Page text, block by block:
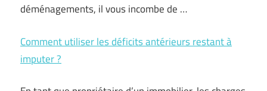
déménagements, il vous incombe de …
Comment utiliser les déficits antérieurs restant à
imputer ?